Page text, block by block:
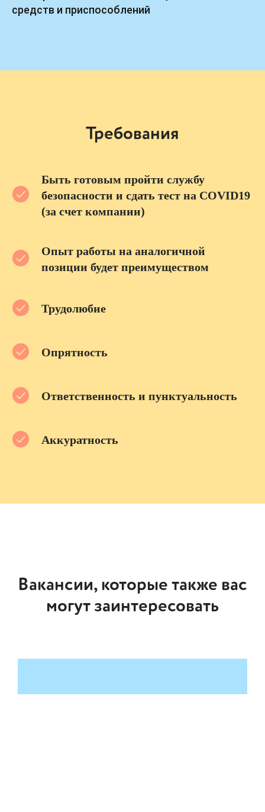
средств и приспособлений
Требования
Быть готовым пройти службу
безопасности и сдать тест на COVID19
(за счет компании)
Опыт работы на аналогичной
позиции будет преимуществом
Трудолюбие
Опрятность
Ответственность и пунктуальность
Аккуратность
Вакансии, которые также вас
могут заинтересовать